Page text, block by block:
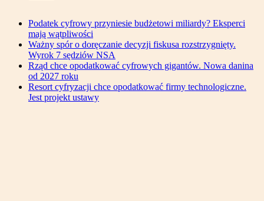
Podatek cyfrowy przyniesie budżetowi miliardy? Eksperci
mają wątpliwości
Ważny spór o doręczanie decyzji fiskusa rozstrzygnięty.
Wyrok 7 sędziów NSA
Rząd chce opodatkować cyfrowych gigantów. Nowa danina
od 2027 roku
Resort cyfryzacji chce opodatkować firmy technologiczne.
Jest projekt ustawy